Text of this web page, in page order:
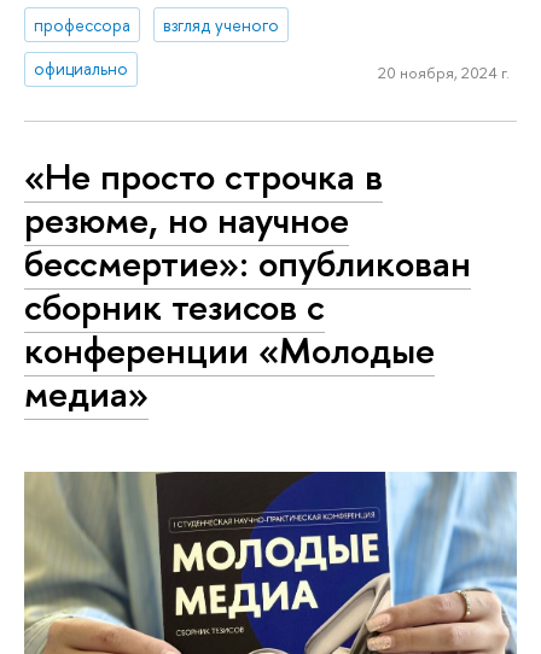
профессора
взгляд ученого
официально
20 ноября, 2024 г.
«Не просто строчка в
резюме, но научное
бессмертие»: опубликован
сборник тезисов с
конференции «Молодые
медиа»